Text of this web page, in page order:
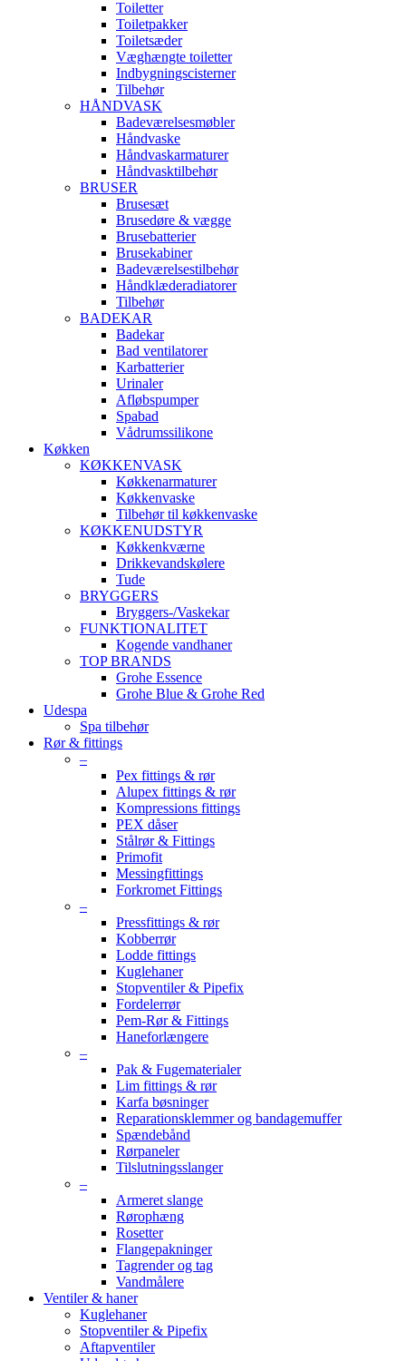
Toiletter
Toiletpakker
Toiletsæder
Væghængte toiletter
Indbygningscisterner
Tilbehør
HÅNDVASK
Badeværelsesmøbler
Håndvaske
Håndvaskarmaturer
Håndvasktilbehør
BRUSER
Brusesæt
Brusedøre & vægge
Brusebatterier
Brusekabiner
Badeværelsestilbehør
Håndklæderadiatorer
Tilbehør
BADEKAR
Badekar
Bad ventilatorer
Karbatterier
Urinaler
Afløbspumper
Spabad
Vådrumssilikone
Køkken
KØKKENVASK
Køkkenarmaturer
Køkkenvaske
Tilbehør til køkkenvaske
KØKKENUDSTYR
Køkkenkværne
Drikkevandskølere
Tude
BRYGGERS
Bryggers-/Vaskekar
FUNKTIONALITET
Kogende vandhaner
TOP BRANDS
Grohe Essence
Grohe Blue & Grohe Red
Udespa
Spa tilbehør
Rør & fittings
–
Pex fittings & rør
Alupex fittings & rør
Kompressions fittings
PEX dåser
Stålrør & Fittings
Primofit
Messingfittings
Forkromet Fittings
–
Pressfittings & rør
Kobberrør
Lodde fittings
Kuglehaner
Stopventiler & Pipefix
Fordelerrør
Pem-Rør & Fittings
Haneforlængere
–
Pak & Fugematerialer
Lim fittings & rør
Karfa bøsninger
Reparationsklemmer og bandagemuffer
Spændebånd
Rørpaneler
Tilslutningsslanger
–
Armeret slange
Rørophæng
Rosetter
Flangepakninger
Tagrender og tag
Vandmålere
Ventiler & haner
Kuglehaner
Stopventiler & Pipefix
Aftapventiler